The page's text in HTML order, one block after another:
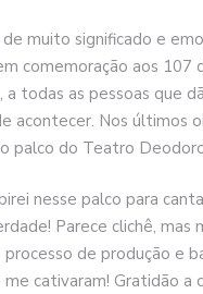
muito significado e
comemoração aos
a todas as pessoas que
acontecer. Nos últimos
palco do Teatro
nesse palco para
Parece clichê,
de produção e
cativaram! Gratidão a